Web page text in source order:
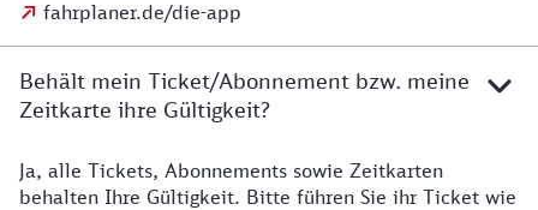
fahrplaner.de/die-app
Behält mein Ticket/Abonnement bzw. meine
Zeitkarte ihre Gültigkeit?
Details zur Zeitkarte
Ja, alle Tickets, Abonnements sowie Zeitkarten
behalten Ihre Gültigkeit. Bitte führen Sie ihr Ticket wie